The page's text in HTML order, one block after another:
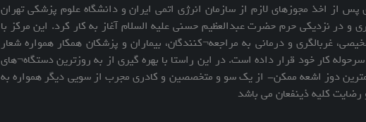
پس از اخذ مجوزهای لازم از سازمان انرژی اتمی ایران و دانشگاه علوم پزشکی تهران
در منطقه شهرری و در نزدیکی حرم حضرت عبدالعظیم حسنی علیه السلام آغاز به کار کرد. این مرکز با
غربالگری و درمانی به مراجعه¬کنندگان، بیماران و پزشکان همکار همواره شعار
کار خود قرار داده است. در این راستا با بهره گیری از به روزترین دستگاه¬های
دوز اشعه ممکن- از یک سو و متخصصین و کادری مجرب از سویی دیگر همواره به
کلیه ذینفعان می باشد